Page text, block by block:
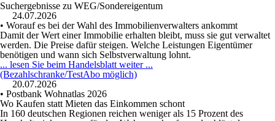
Suchergebnisse zu WEG/Sondereigentum
24.07.2026
• Worauf es bei der Wahl des Immobilienverwalters ankommt
Damit der Wert einer Immobilie erhalten bleibt, muss sie gut verwaltet
werden. Die Preise dafür steigen. Welche Leistungen Eigentümer
benötigen und wann sich Selbstverwaltung lohnt.
... lesen Sie beim Handelsblatt weiter ...
(Bezahlschranke/TestAbo möglich)
20.07.2026
• Postbank Wohnatlas 2026
Wo Kaufen statt Mieten das Einkommen schont
In 160 deutschen Regionen reichen weniger als 15 Prozent des